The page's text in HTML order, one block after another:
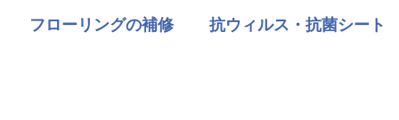
フローリングの補修 抗ウィルス・抗菌シート